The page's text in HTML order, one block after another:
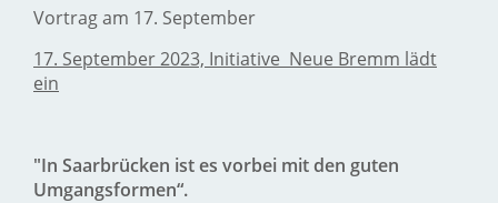
Vortrag am 17. September
17. September 2023, Initiative Neue Bremm lädt
ein
"In Saarbrücken ist es vorbei mit den guten
Umgangsformen“.